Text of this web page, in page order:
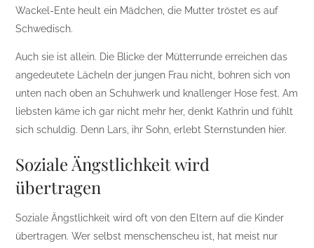
Wackel-Ente heult ein Mädchen, die Mutter tröstet es auf
Schwedisch.
Auch sie ist allein. Die Blicke der Mütterrunde erreichen das
angedeutete Lächeln der jungen Frau nicht, bohren sich von
unten nach oben an Schuhwerk und knallenger Hose fest. Am
liebsten käme ich gar nicht mehr her, denkt Kathrin und fühlt
sich schuldig. Denn Lars, ihr Sohn, erlebt Sternstunden hier.
Soziale Ängstlichkeit wird
übertragen
Soziale Ängstlichkeit wird oft von den Eltern auf die Kinder
übertragen. Wer selbst menschenscheu ist, hat meist nur